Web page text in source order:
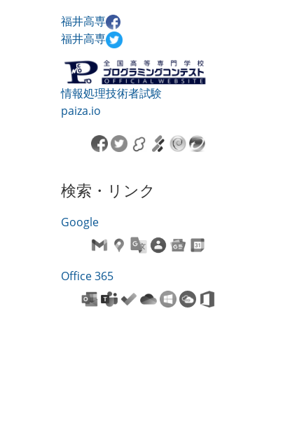
福井高専
福井高専
情報処理技術者試験
paiza.io
検索・リンク
Google
Office 365